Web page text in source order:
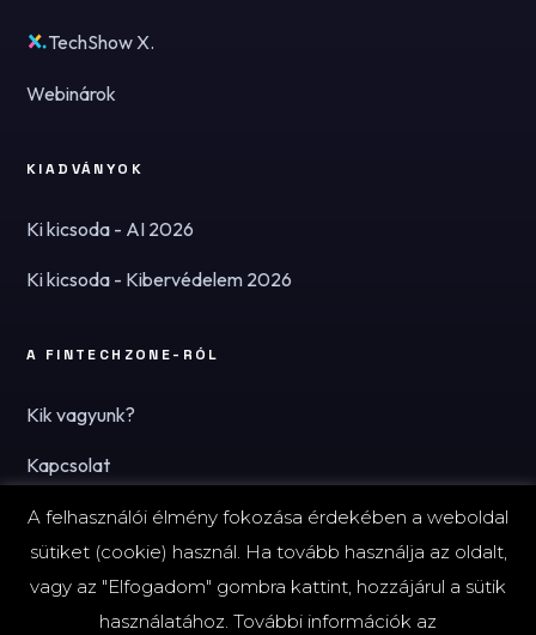
TechShow X.
Webinárok
KIADVÁNYOK
Ki kicsoda - AI 2026
Ki kicsoda - Kibervédelem 2026
A FINTECHZONE-RÓL
Kik vagyunk?
Kapcsolat
Hírlevél
A felhasználói élmény fokozása érdekében a weboldal
sütiket (cookie) használ. Ha tovább használja az oldalt,
vagy az "Elfogadom" gombra kattint, hozzájárul a sütik
használatához. További információk az